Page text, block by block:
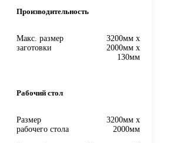
Производительность
Макс. размер
заготовки
3200мм x
2000мм x
130мм
Рабочий стол
Размер
рабочего стола
3200мм x
2000мм